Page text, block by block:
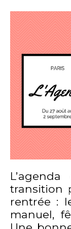
transition
rentrée :
manuel,